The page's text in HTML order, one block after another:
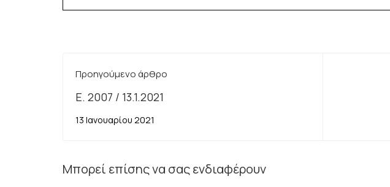
Προηγούμενο άρθρο
Ε. 2007 / 13.1.2021
13 Ιανουαρίου 2021
Μπορεί επίσης να σας ενδιαφέρουν